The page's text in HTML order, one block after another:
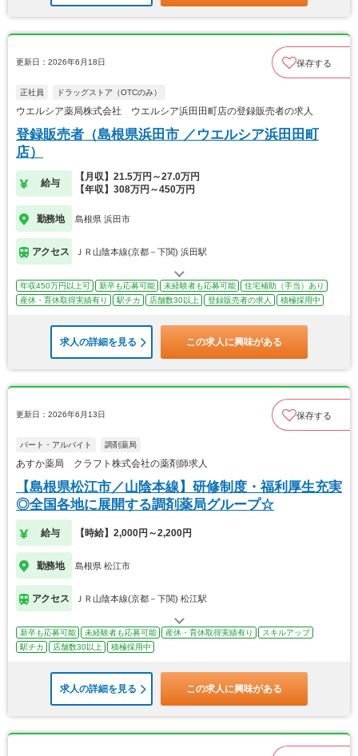
更新日：2026年6月18日 保存する
正社員 ドラッグストア（OTCのみ）
ウエルシア薬局株式会社 ウエルシア浜田田町店の登録販売者の求人
登録販売者（島根県浜田市 ／ウエルシア浜田田町
店）
給与
【月収】21.5万円～27.0万円
【年収】308万円～450万円
勤務地 島根県 浜田市
アクセス ＪＲ山陰本線(京都－下関) 浜田駅
年収450万円以上可 新卒も応募可能 未経験者も応募可能
住宅補助（手当）あり
産休・育休取得実績有り
駅チカ 店舗数30以上 登録販売者の求人 積極採用中
求人の詳細を見る この求人に興味がある
更新日：2026年6月13日 保存する
パート・アルバイト 調剤薬局
あすか薬局 クラフト株式会社の薬剤師求人
【島根県松江市／山陰本線】研修制度・福利厚生充実
◎全国各地に展開する調剤薬局グループ☆
給与 【時給】2,000円～2,200円
勤務地 島根県 松江市
アクセス ＪＲ山陰本線(京都－下関) 松江駅
新卒も応募可能 未経験者も応募可能 産休・育休取得実績有り
スキルアップ
駅チカ
店舗数30以上 積極採用中
求人の詳細を見る この求人に興味がある